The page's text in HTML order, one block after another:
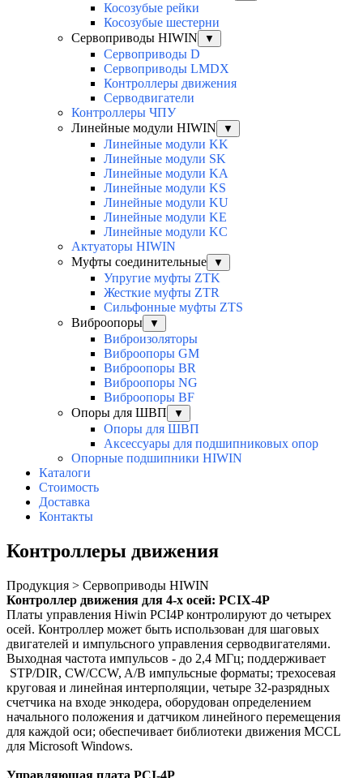
Косозубые рейки
Косозубые шестерни
Сервоприводы HIWIN
▼
Сервоприводы D
Сервоприводы LMDX
Контроллеры движения
Серводвигатели
Контроллеры ЧПУ
Линейные модули HIWIN
▼
Линейные модули KK
Линейные модули SK
Линейные модули KA
Линейные модули KS
Линейные модули KU
Линейные модули KE
Линейные модули KC
Актуаторы HIWIN
Муфты соединительные
▼
Упругие муфты ZTK
Жесткие муфты ZTR
Сильфонные муфты ZTS
Виброопоры
▼
Виброизоляторы
Виброопоры GM
Виброопоры BR
Виброопоры NG
Виброопоры BF
Опоры для ШВП
▼
Опоры для ШВП
Аксессуары для подшипниковых опор
Опорные подшипники HIWIN
Каталоги
Стоимость
Доставка
Контакты
Контроллеры движения
Продукция > Сервоприводы HIWIN
Контроллер движения для 4-х осей: PCIX-4P
Платы управления Hiwin PCI4P контролируют до четырех
осей. Контроллер может быть использован для шаговых
двигателей и импульсного управления серводвигателями.
Выходная частота импульсов - до 2,4 МГц; поддерживает
STP/DIR, CW/CCW, A/B импульсные форматы; трехосевая
круговая и линейная интерполяции, четыре 32-разрядных
счетчика на входе энкодера, оборудован определением
начального положения и датчиком линейного перемещения
для каждой оси; обеспечивает библиотеки движения MCCL
для Microsoft Windows.